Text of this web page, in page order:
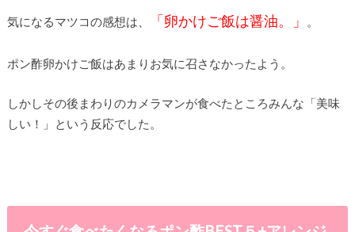
気になるマツコの感想は、 「卵かけご飯は醤油。」 。
ポン酢卵かけご飯はあまりお気に召さなかったよう。
しかしその後まわりのカメラマンが食べたところみんな「美味
しい！」という反応でした。